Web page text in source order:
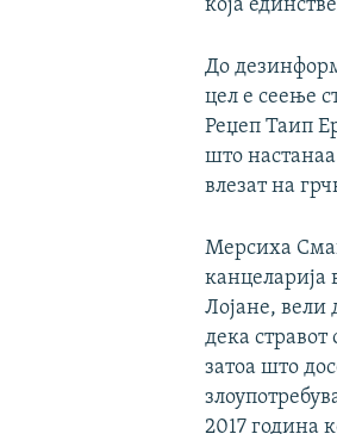
која
До
цел е сеење
Реџеп Таип
што
влезат на
Мерсиха
канцеларија
Лојане, вели
дека
затоа што
2017 година